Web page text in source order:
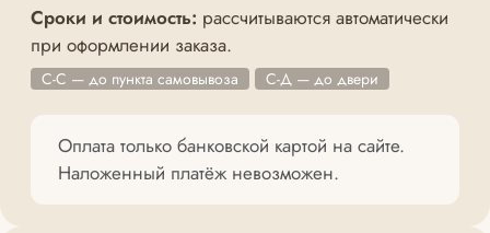
Сроки и стоимость: рассчитываются автоматически
при оформлении заказа.
С-С — до пункта самовывоза С-Д — до двери
Оплата только банковской картой на сайте.
Наложенный платёж невозможен.